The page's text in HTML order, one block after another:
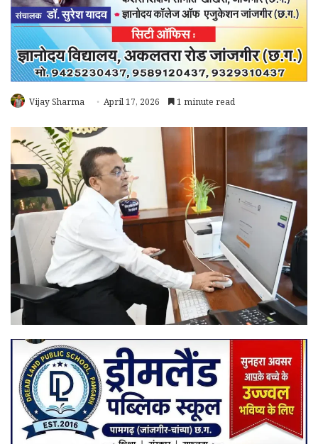
Vijay Sharma April 17, 2026 1 minute read